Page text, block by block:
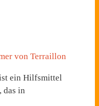
von Terraillon
ein Hilfsmittel
das in